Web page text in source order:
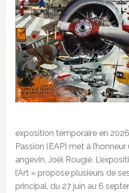
exposition temporaire en
Passion (EAP) met à
angevin, Joël Rougié.
l’Art » propose plusieurs de
principal, du 27 juin au 6